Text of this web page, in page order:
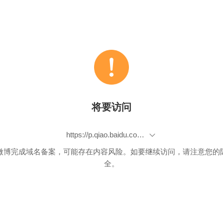
将要访问
https://p.qiao.baidu.com/cps/chat?siteId=5072043&userId=341489&siteToken=a9f27f34746be55364cc9c223803770e
博完成域名备案，可能存在内容风险。如要继续访问，请注意您的
全。